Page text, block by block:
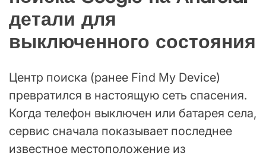
детали для
выключенного состояния
Центр поиска (ранее Find My Device)
превратился в настоящую сеть спасения.
Когда телефон выключен или батарея села,
сервис сначала показывает последнее
известное местоположение из